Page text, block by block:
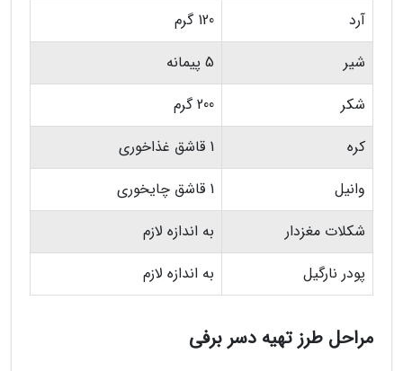
آرد
120 گرم
شیر
5 پیمانه
شکر
200 گرم
کره
1 قاشق غذاخوری
وانیل
1 قاشق چایخوری
شکلات مغزدار
به اندازه لازم
پودر نارگیل
به اندازه لازم
مراحل طرز تهیه دسر برفی